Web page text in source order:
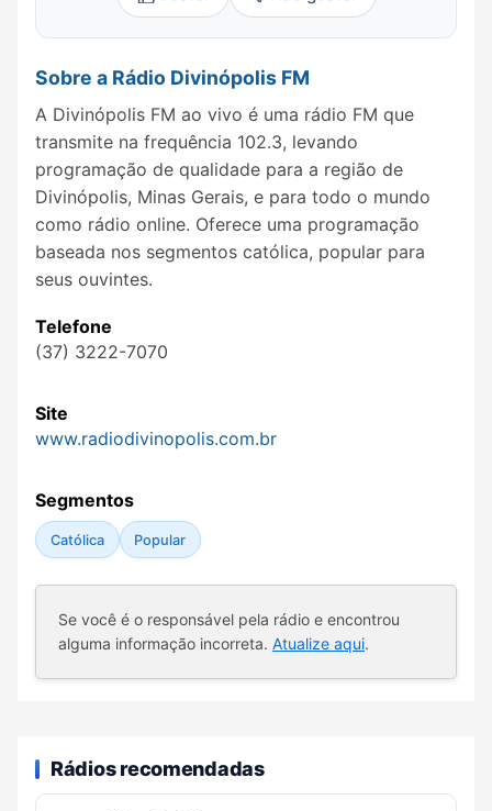
Sobre a Rádio Divinópolis FM
A Divinópolis FM ao vivo é uma rádio FM que
transmite na frequência 102.3, levando
programação de qualidade para a região de
Divinópolis, Minas Gerais, e para todo o mundo
como rádio online. Oferece uma programação
baseada nos segmentos católica, popular para
seus ouvintes.
Telefone
(37) 3222-7070
Site
www.radiodivinopolis.com.br
Segmentos
Católica Popular
Se você é o responsável pela rádio e encontrou
alguma informação incorreta. Atualize aqui.
Rádios recomendadas